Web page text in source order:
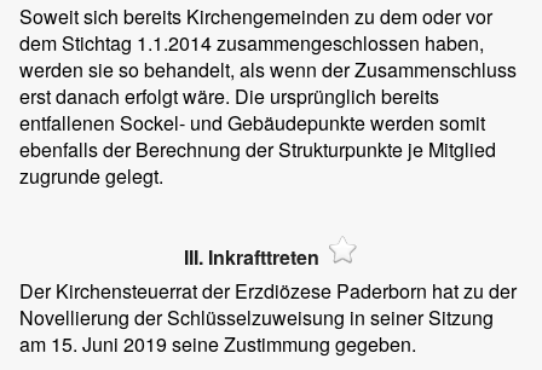
Soweit sich bereits Kirchengemeinden zu dem oder vor
dem Stichtag 1.1.2014 zusammengeschlossen haben,
werden sie so behandelt, als wenn der Zusammenschluss
erst danach erfolgt wäre. Die ursprünglich bereits
entfallenen Sockel- und Gebäudepunkte werden somit
ebenfalls der Berechnung der Strukturpunkte je Mitglied
zugrunde gelegt.
III. Inkrafttreten
Der Kirchensteuerrat der Erzdiözese Paderborn hat zu der
Novellierung der Schlüsselzuweisung in seiner Sitzung
am 15. Juni 2019 seine Zustimmung gegeben.